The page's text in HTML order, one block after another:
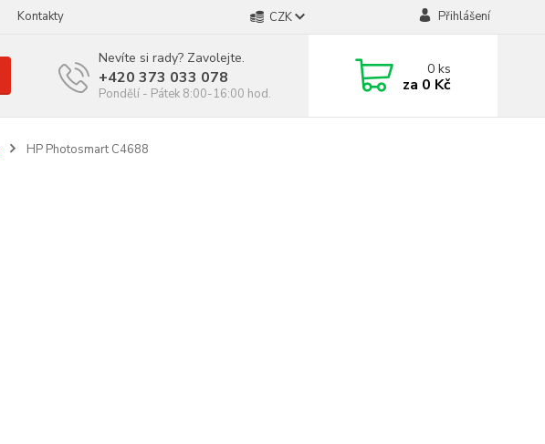
Kontakty CZK Přihlášení
Nevíte si rady? Zavolejte.
+420 373 033 078
Pondělí - Pátek 8:00-16:00 hod.
0ks
za 0 Kč
HP Photosmart C4688